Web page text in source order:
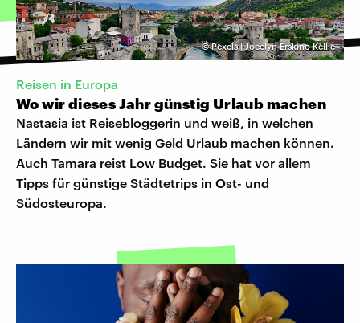
©Pexels | Jocelyn Erskine-Kellie
Reisen in Europa
Wo wir dieses Jahr günstig Urlaub machen
Nastasia ist Reisebloggerin und weiß, in welchen
Ländern wir mit wenig Geld Urlaub machen können.
Auch Tamara reist Low Budget. Sie hat vor allem
Tipps für günstige Städtetrips in Ost- und
Südosteuropa.